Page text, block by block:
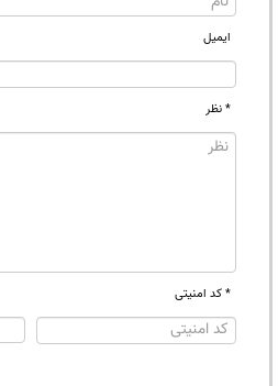
ایمیل
* نظر
* کد امنیتی